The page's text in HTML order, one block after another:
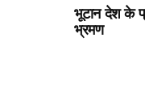
भूटान देश के
भ्रमण